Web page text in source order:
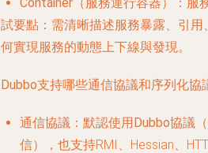
要點 ：需清晰描述服務暴露、引
實現服務的動態上下線與發現。
支持哪些通信協議和序列化協
通信協議 ：默認使用Dubbo協議
信），也支持RMI、Hessian、